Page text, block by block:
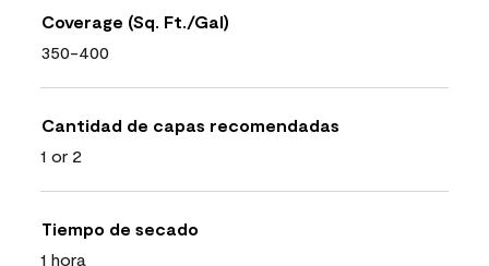
Coverage (Sq. Ft./Gal)
350-400
Cantidad de capas recomendadas
1 or 2
Tiempo de secado
1 hora